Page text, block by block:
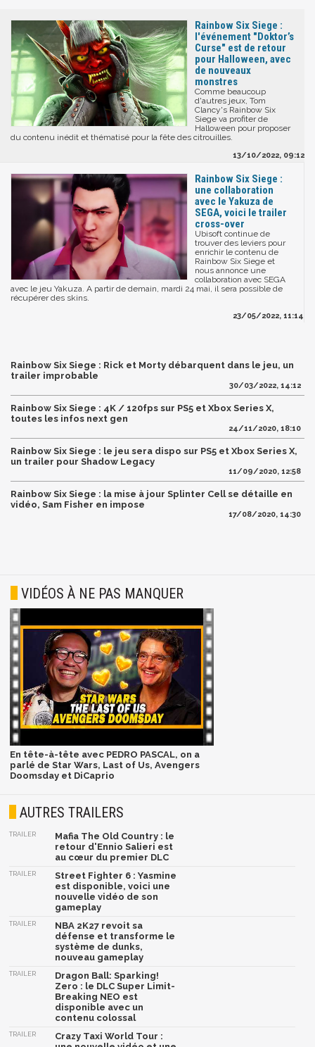
Rainbow Six Siege :
l'événement "Doktor’s
Curse" est de retour
pour Halloween, avec
de nouveaux
monstres
Comme beaucoup
d'autres jeux, Tom
Clancy's Rainbow Six
Siege va profiter de
Halloween pour proposer
du contenu inédit et thématisé pour la fête des citrouilles.
13/10/2022, 09:12
Rainbow Six Siege :
une collaboration
avec le Yakuza de
SEGA, voici le trailer
cross-over
Ubisoft continue de
trouver des leviers pour
enrichir le contenu de
Rainbow Six Siege et
nous annonce une
collaboration avec SEGA
avec le jeu Yakuza. A partir de demain, mardi 24 mai, il sera possible de
récupérer des skins.
23/05/2022, 11:14
Rainbow Six Siege : Rick et Morty débarquent dans le jeu, un
trailer improbable
30/03/2022, 14:12
Rainbow Six Siege : 4K / 120fps sur PS5 et Xbox Series X,
toutes les infos next gen
24/11/2020, 18:10
Rainbow Six Siege : le jeu sera dispo sur PS5 et Xbox Series X,
un trailer pour Shadow Legacy
11/09/2020, 12:58
Rainbow Six Siege : la mise à jour Splinter Cell se détaille en
vidéo, Sam Fisher en impose
17/08/2020, 14:30
VIDÉOS À NE PAS MANQUER
En tête-à-tête avec PEDRO PASCAL, on a
parlé de Star Wars, Last of Us, Avengers
Doomsday et DiCaprio
AUTRES TRAILERS
TRAILER
Mafia The Old Country : le
retour d'Ennio Salieri est
au cœur du premier DLC
TRAILER
Street Fighter 6 : Yasmine
est disponible, voici une
nouvelle vidéo de son
gameplay
TRAILER
NBA 2K27 revoit sa
défense et transforme le
système de dunks,
nouveau gameplay
TRAILER
Dragon Ball: Sparking!
Zero : le DLC Super Limit-
Breaking NEO est
disponible avec un
contenu colossal
TRAILER
Crazy Taxi World Tour :